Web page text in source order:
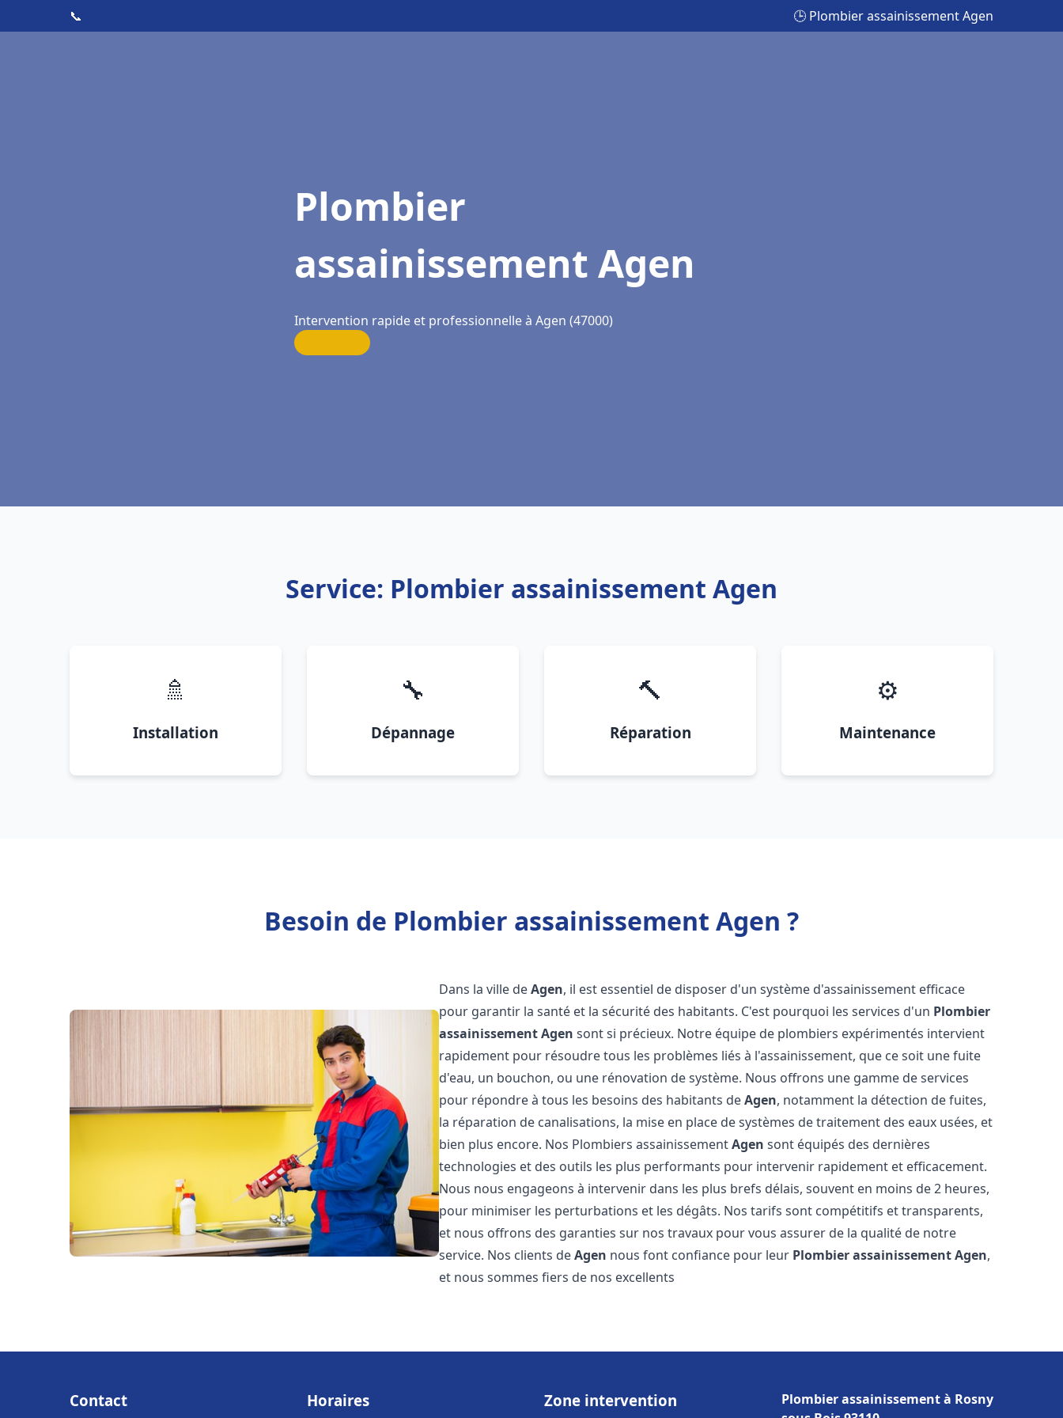
📞 🕒 Plombier assainissement Agen
Plombier
assainissement Agen
Intervention rapide et professionnelle à Agen (47000)
Service: Plombier assainissement Agen
🚿
Installation
🔧
Dépannage
🔨
Réparation
⚙️
Maintenance
Besoin de Plombier assainissement Agen ?
Dans la ville deAgen, il est essentiel de disposer d'un système d'assainissement efficace
pour garantir la santé et la sécurité des habitants. C'est pourquoi les services d'un Plombier
assainissementAgen sont si précieux. Notre équipe de plombiers expérimentés intervient
rapidement pour résoudre tous les problèmes liés à l'assainissement, que ce soit une fuite
d'eau, un bouchon, ou une rénovation de système. Nous offrons une gamme de services
pour répondre à tous les besoins des habitants deAgen, notamment la détection de fuites,
la réparation de canalisations, la mise en place de systèmes de traitement des eaux usées, et
bien plus encore. Nos Plombiers assainissementAgen sont équipés des dernières
technologies et des outils les plus performants pour intervenir rapidement et efficacement.
Nous nous engageons à intervenir dans les plus brefs délais, souvent en moins de 2 heures,
pour minimiser les perturbations et les dégâts. Nos tarifs sont compétitifs et transparents,
et nous offrons des garanties sur nos travaux pour vous assurer de la qualité de notre
service. Nos clients deAgen nous font confiance pour leur Plombier assainissementAgen,
et nous sommes fiers de nos excellents
Contact Horaires Zone intervention
Plombier assainissement à Rosny